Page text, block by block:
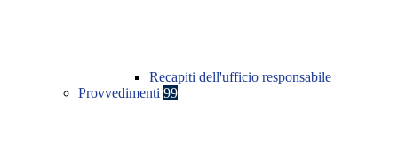
Recapiti dell'ufficio responsabile
Provvedimenti 99